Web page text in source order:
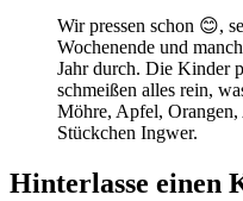
Wir pressen schon 😊,
Wochenende und
Jahr durch. Die Kinder
schmeißen alles rein,
Möhre, Apfel, Orangen,
Stückchen Ingwer.
Hinterlasse einen